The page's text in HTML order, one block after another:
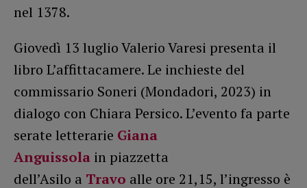
nel 1378.
Giovedì 13 luglio Valerio Varesi presenta il
libro L’affittacamere. Le inchieste del
commissario Soneri (Mondadori, 2023) in
dialogo con Chiara Persico. L’evento fa parte
serate letterarie Giana
Anguissola in piazzetta
dell’Asilo a Travo alle ore 21,15, l’ingresso è